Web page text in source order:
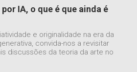
IA, o que é que ainda é
e originalidade na era da
convida-nos a revisitar
discussões da teoria da arte no